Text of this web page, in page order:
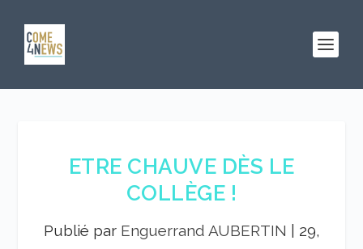
ETRE CHAUVE DÈS LE
COLLÈGE !
Publié par Enguerrand AUBERTIN
29,